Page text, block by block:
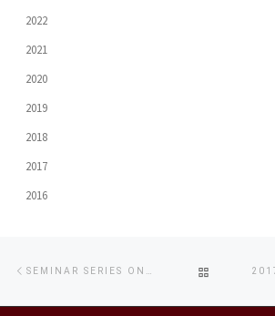
2022
2021
2020
2019
2018
2017
2016
navigation
TO